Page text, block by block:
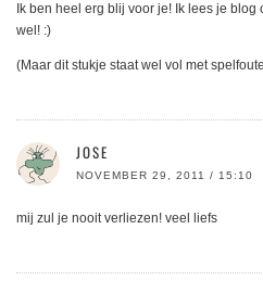
Ik ben heel erg blij voor je! Ik lees je
wel! :)
(Maar dit stukje staat wel vol met
JOSE
NOVEMBER 29, 2011 / 15:10
mij zul je nooit verliezen! veel liefs